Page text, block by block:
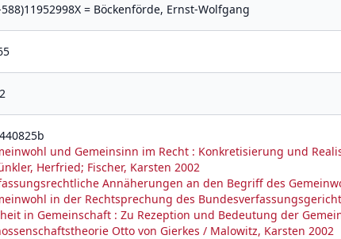
588)11952998X = Böckenförde, Ernst-Wolfgang
und Gemeinsinn im Recht : Konkretisierung und
Herfried; Fischer, Karsten 2002
Annäherungen an den Begriff des
in der Rechtsprechung des
in Gemeinschaft : Zu Rezeption und Bedeutung der
Otto von Gierkes / Malowitz, Karsten 2002